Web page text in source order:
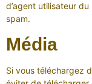
d’agent utilisateur
spam.
Média
Si vous téléchargez